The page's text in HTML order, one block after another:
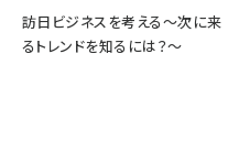
訪日ビジネスを考える～次に来
るトレンドを知るには？～